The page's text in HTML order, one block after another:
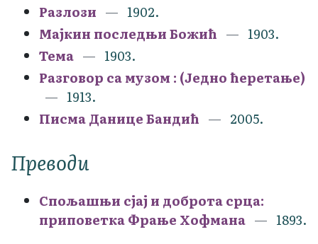
Разлози
1902.
Мајкин последњи Божић
1903.
Тема
1903.
Разговор са музом : (Једно ћеретање)
1913.
Писма Данице Бандић
2005.
Преводи
Спољашњи сјај и доброта срца:
приповетка Фрање Хофмана
1893.